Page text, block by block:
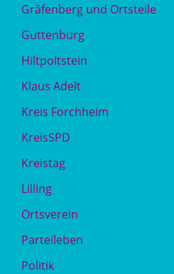
Gräfenberg und Ortsteile
Guttenburg
Hiltpoltstein
Klaus Adelt
Kreis Forchheim
KreisSPD
Kreistag
Lilling
Ortsverein
Parteileben
Politik